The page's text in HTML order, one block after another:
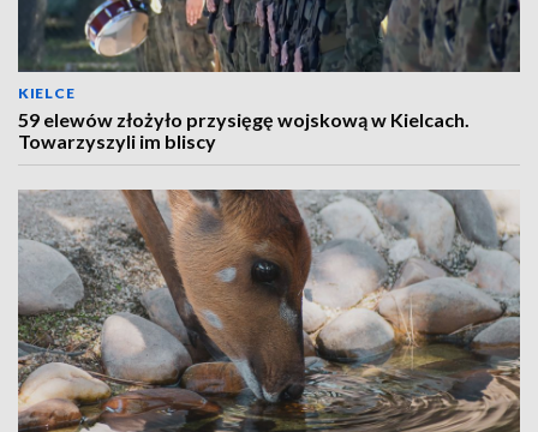
KIELCE
59 elewów złożyło przysięgę wojskową w Kielcach.
Towarzyszyli im bliscy